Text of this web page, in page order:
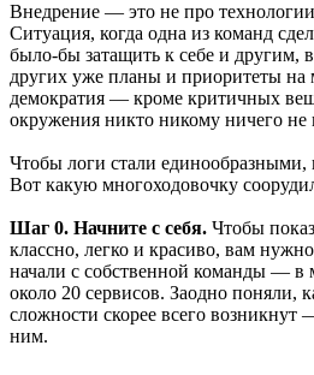
Внедрение — это не про
Ситуация, когда одна из команд
было-бы затащить к себе и другим,
других уже планы и приоритеты на
демократия — кроме критичных
окружения никто никому ничего не
Чтобы логи стали единообразными,
Вот какую многоходовочку
Шаг 0. Начните с себя. Чтобы
классно, легко и красиво, вам
начали с собственной команды — в
около 20 сервисов. Заодно поняли,
сложности скорее всего возникнут
ним.